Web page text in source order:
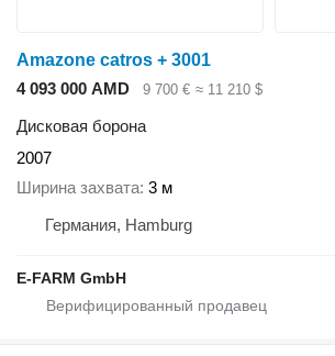
Amazone catros + 3001
4 093 000 AMD
9 700 € ≈ 11 210 $
Дисковая борона
2007
Ширина захвата 3 м
Германия, Hamburg
E-FARM GmbH